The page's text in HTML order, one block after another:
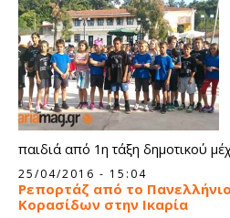
παιδιά από 1η τάξη δημοτικού
Συλλόγων.
25/04/2016 - 15:04
Ρεπορτάζ από το
Κορασίδων στην Ικαρία